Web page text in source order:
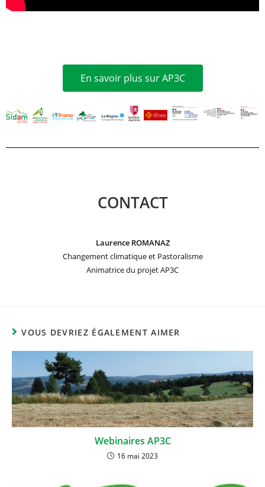
En savoir plus sur AP3C
CONTACT
Laurence ROMANAZ
Changement climatique et Pastoralisme
Animatrice du projet AP3C
VOUS DEVRIEZ ÉGALEMENT AIMER
Webinaires AP3C
16 mai 2023